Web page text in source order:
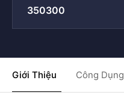
350300
Giới Thiệu Công Dụng